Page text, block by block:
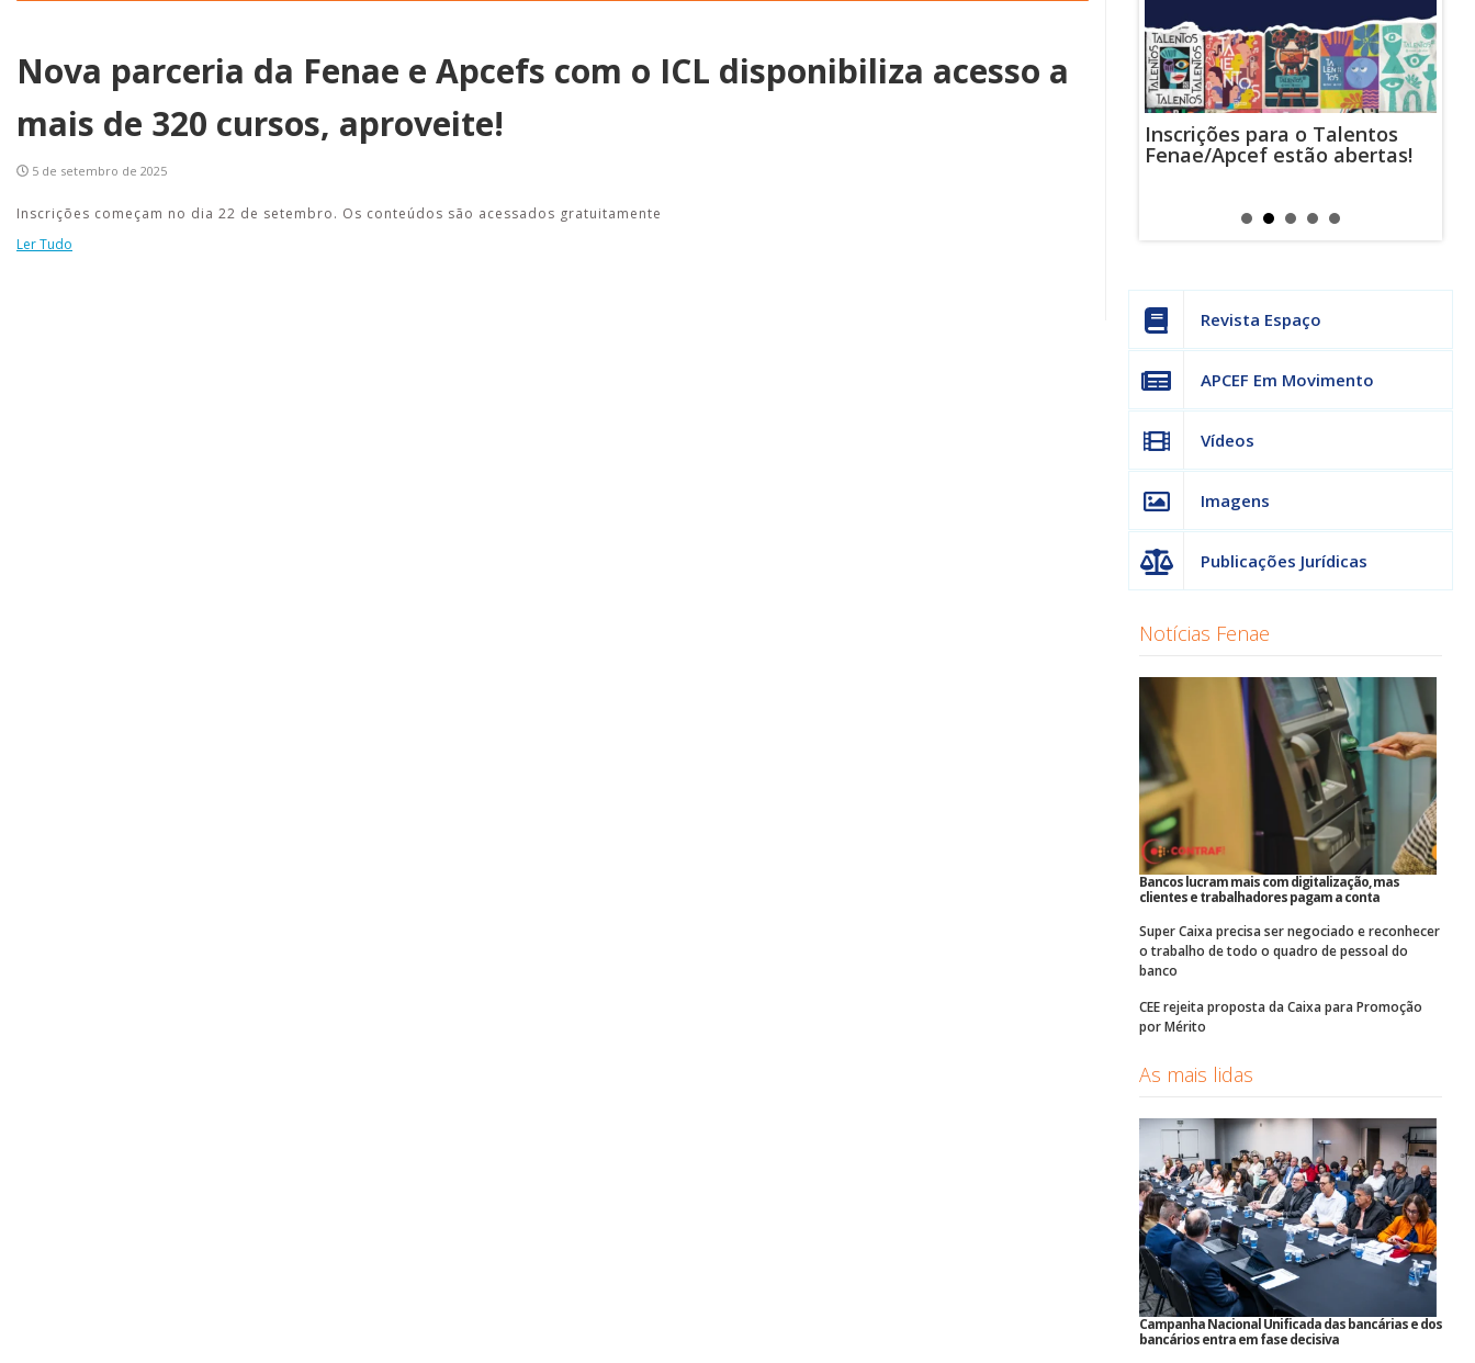
Nova parceria da Fenae e Apcefs com o ICL disponibiliza acesso a
mais de 320 cursos, aproveite!
5 de setembro de 2025
Inscrições começam no dia 22 de setembro. Os conteúdos são acessados gratuitamente
Ler Tudo
Inscrições para o Talentos
Fenae/Apcef estão abertas!
Revista Espaço
APCEF Em Movimento
Vídeos
Imagens
Publicações Jurídicas
Notícias Fenae
Bancos lucram mais com digitalização, mas
clientes e trabalhadores pagam a conta
Super Caixa precisa ser negociado e reconhecer
o trabalho de todo o quadro de pessoal do
banco
CEE rejeita proposta da Caixa para Promoção
por Mérito
As mais lidas
Campanha Nacional Unificada das bancárias e dos
bancários entra em fase decisiva